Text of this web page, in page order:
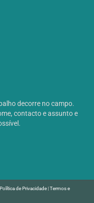
decorre no campo.
contacto e assunto e
Política de Privacidade|Termos e